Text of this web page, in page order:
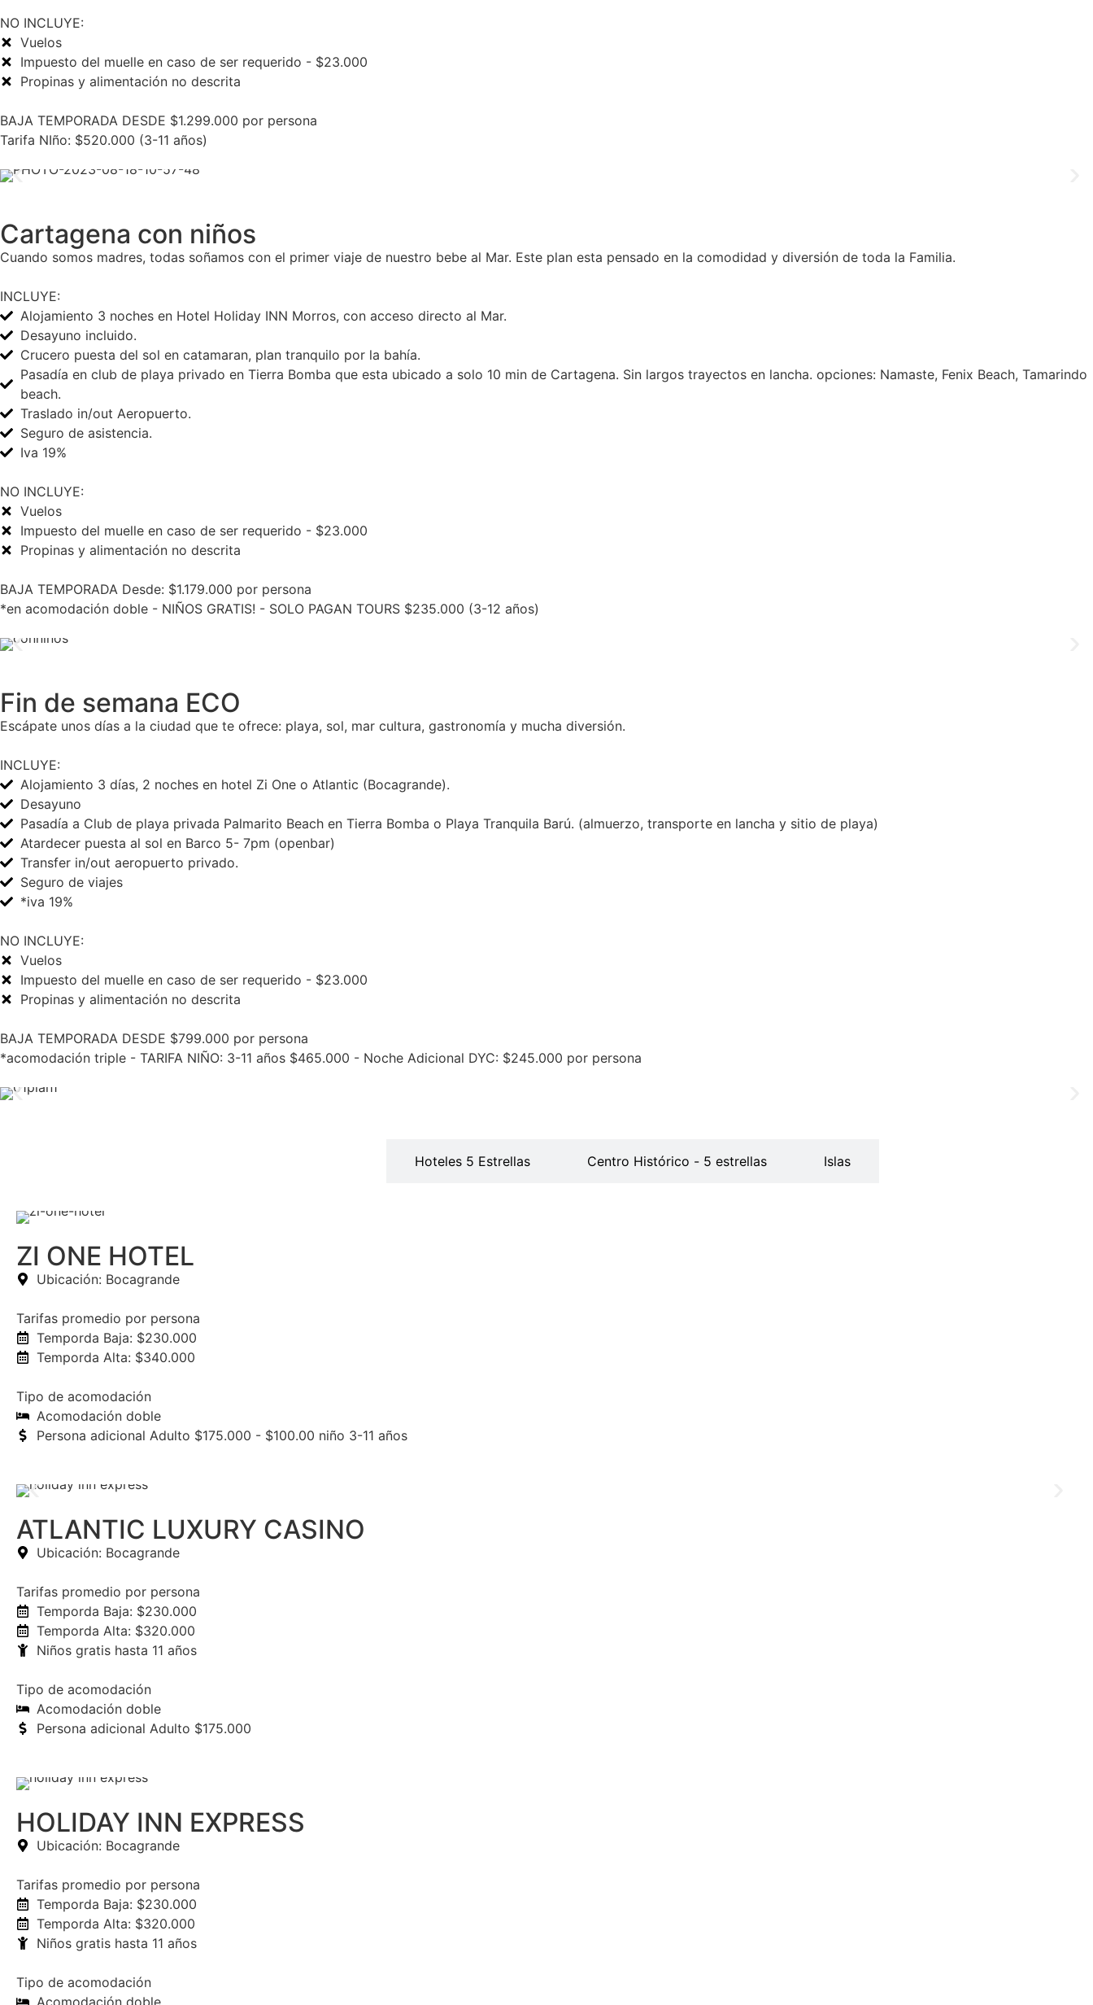
NO INCLUYE:
Vuelos
Impuesto del muelle en caso de ser requerido - $23.000
Propinas y alimentación no descrita
BAJA TEMPORADA DESDE $1.299.000 por persona
Tarifa NIño: $520.000 (3-11 años)
Cartagena con niños
Cuando somos madres, todas soñamos con el primer viaje de nuestro bebe al Mar. Este plan esta pensado en la comodidad y diversión de toda la Familia.
INCLUYE:
Alojamiento 3 noches en Hotel Holiday INN Morros, con acceso directo al Mar.
Desayuno incluido.
Crucero puesta del sol en catamaran, plan tranquilo por la bahía.
Pasadía en club de playa privado en Tierra Bomba que esta ubicado a solo 10 min de Cartagena. Sin largos trayectos en lancha. opciones: Namaste, Fenix Beach, Tamarindo
beach.
Traslado in/out Aeropuerto.
Seguro de asistencia.
Iva 19%
NO INCLUYE:
Vuelos
Impuesto del muelle en caso de ser requerido - $23.000
Propinas y alimentación no descrita
BAJA TEMPORADA Desde: $1.179.000 por persona
*en acomodación doble - NIÑOS GRATIS! - SOLO PAGAN TOURS $235.000 (3-12 años)
Fin de semana ECO
Escápate unos días a la ciudad que te ofrece: playa, sol, mar cultura, gastronomía y mucha diversión.
INCLUYE:
Alojamiento 3 días, 2 noches en hotel Zi One o Atlantic (Bocagrande).
Desayuno
Pasadía a Club de playa privada Palmarito Beach en Tierra Bomba o Playa Tranquila Barú. (almuerzo, transporte en lancha y sitio de playa)
Atardecer puesta al sol en Barco 5- 7pm (openbar)
Transfer in/out aeropuerto privado.
Seguro de viajes
*iva 19%
NO INCLUYE:
Vuelos
Impuesto del muelle en caso de ser requerido - $23.000
Propinas y alimentación no descrita
BAJA TEMPORADA DESDE $799.000 por persona
*acomodación triple - TARIFA NIÑO: 3-11 años $465.000 - Noche Adicional DYC: $245.000 por persona
Hoteles 5 Estrellas Centro Histórico - 5 estrellas Islas
ZI ONE HOTEL
Ubicación: Bocagrande
Tarifas promedio por persona
Temporda Baja: $230.000
Temporda Alta: $340.000
Tipo de acomodación
Acomodación doble
Persona adicional Adulto $175.000 - $100.00 niño 3-11 años
ATLANTIC LUXURY CASINO
Ubicación: Bocagrande
Tarifas promedio por persona
Temporda Baja: $230.000
Temporda Alta: $320.000
Niños gratis hasta 11 años
Tipo de acomodación
Acomodación doble
Persona adicional Adulto $175.000
HOLIDAY INN EXPRESS
Ubicación: Bocagrande
Tarifas promedio por persona
Temporda Baja: $230.000
Temporda Alta: $320.000
Niños gratis hasta 11 años
Tipo de acomodación
Acomodación doble